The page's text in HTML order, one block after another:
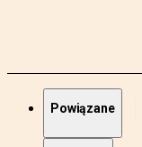
Powiązane